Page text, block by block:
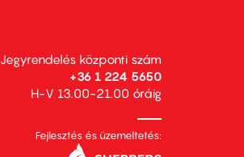
Jegyrendelés központi szám
+36 1 224 5650
H-V 13.00-21.00 óráig
Fejlesztés és üzemeltetés: